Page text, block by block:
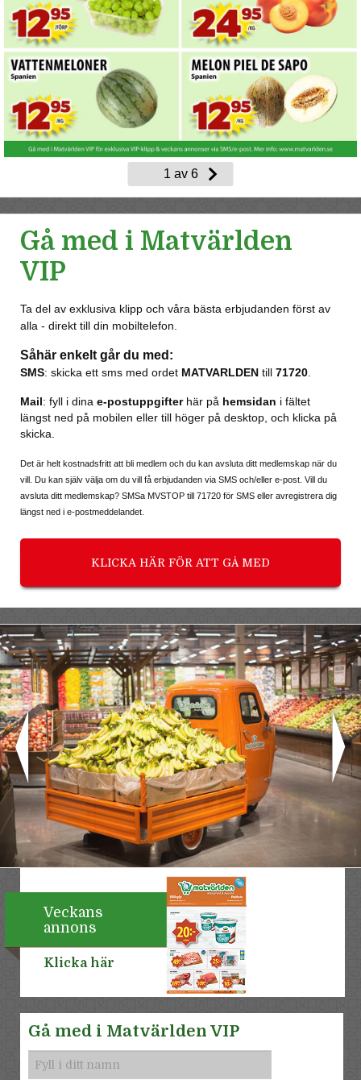
Gå med i Matvärlden
VIP
Ta del av exklusiva klipp och våra bästa erbjudanden först av
alla - direkt till din mobiltelefon.
Såhär enkelt går du med:
SMS: skicka ett sms med ordet MATVARLDEN till 71720
Mail : fyll i dina e-postuppgifterhär på hemsidan i fältet
längst ned på mobilen eller till höger på desktop, och klicka på
skicka.
Det är helt kostnadsfritt att bli medlem och du kan avsluta ditt medlemskap när du
vill. Du kan själv välja om du vill få erbjudanden via SMS och/eller e-post. Vill du
avsluta ditt medlemskap? SMSa MVSTOP till 71720 för SMS eller avregistrera dig
längst ned i e-postmeddelandet.
KLICKA HÄR FÖR ATT GÅ MED
Veckans
annons
Klicka här
Gå med i Matvärlden VIP